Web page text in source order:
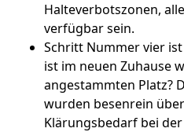
Halteverbotszonen,
verfügbar sein.
Schritt Nummer vier
ist im neuen Zuhause
angestammten Platz?
wurden besenrein
Klärungsbedarf bei